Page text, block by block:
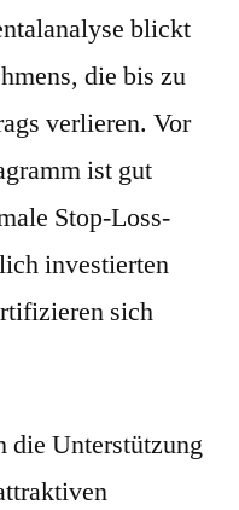
blickt
die bis zu
verlieren. Vor
ist gut
Stop-Loss-
investierten
sich
die Unterstützung